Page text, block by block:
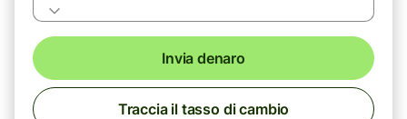
Invia denaro
Traccia il tasso di cambio